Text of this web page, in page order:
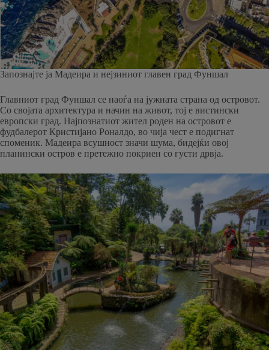
Запознајте ја Мадеира и нејзиниот главен град Фуншал
Главниот град Фуншал се наоѓа на јужната страна од островот.
Со својата архитектура и начин на живот, тој е вистински
европски град. Најпознатиот жител роден на островот е
фудбалерот Кристијано Роналдо, во чија чест е подигнат
споменик. Мадеира всушност значи шума, бидејќи овој
планински остров е претежно покриен со густи дрвја.